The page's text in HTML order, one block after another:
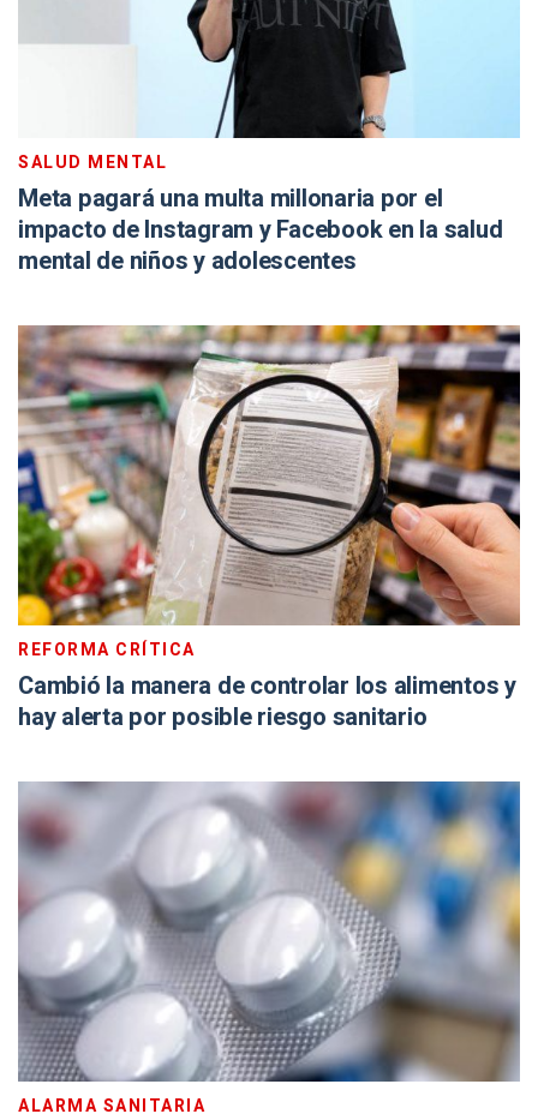
SALUD MENTAL
Meta pagará una multa millonaria por el
impacto de Instagram y Facebook en la salud
mental de niños y adolescentes
REFORMA CRÍTICA
Cambió la manera de controlar los alimentos y
hay alerta por posible riesgo sanitario
ALARMA SANITARIA